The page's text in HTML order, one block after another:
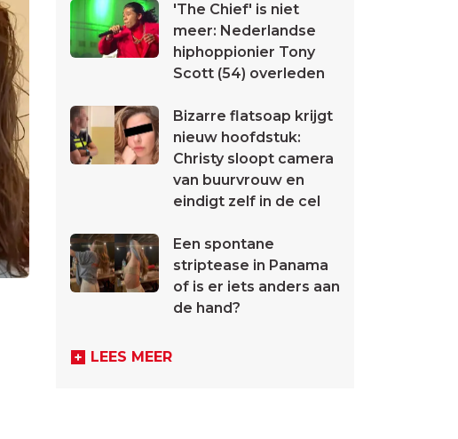
'The Chief' is niet
meer: Nederlandse
hiphoppionier Tony
Scott (54) overleden
Bizarre flatsoap krijgt
nieuw hoofdstuk:
Christy sloopt camera
van buurvrouw en
eindigt zelf in de cel
Een spontane
striptease in Panama
of is er iets anders aan
de hand?
LEES MEER